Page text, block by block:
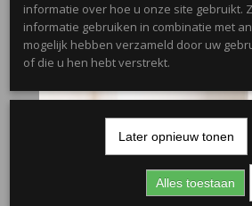
NAAM EN GEBOORTEJAAR
informatie over hoe u onze site gebruikt.
informatie gebruiken in combinatie met
mogelijk hebben verzameld door uw
of die u hen hebt verstrekt.
Later opnieuw tonen
Alles toestaan